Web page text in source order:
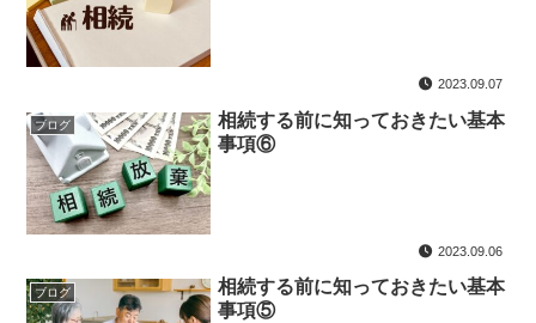
2023.09.07
ブログ
相続する前に知っておきたい基本
事項⑥
2023.09.06
ブログ
相続する前に知っておきたい基本
事項⑤